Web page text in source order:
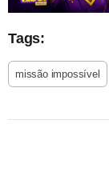
Tags:
missão impossível